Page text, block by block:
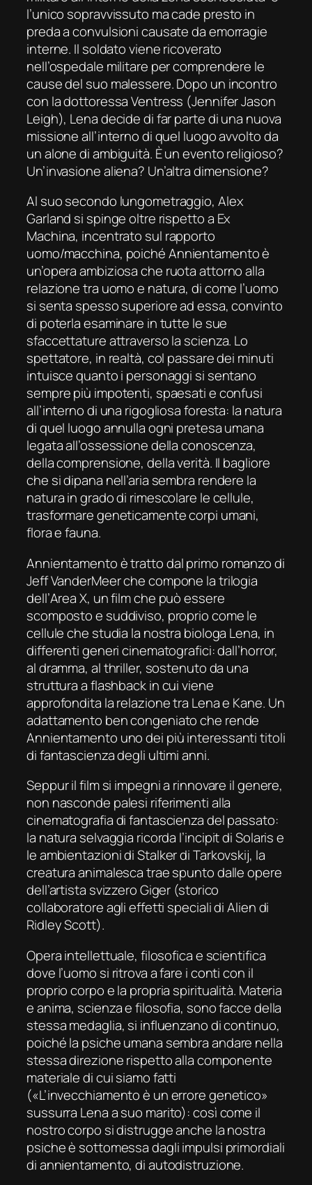
l’unico sopravvissuto ma cade presto in
preda a convulsioni causate da emorragie
interne. Il soldato viene ricoverato
nell’ospedale militare per comprendere le
cause del suo malessere. Dopo un incontro
con la dottoressa Ventress (Jennifer Jason
Leigh), Lena decide di far parte di una nuova
missione all’interno di quel luogo avvolto da
un alone di ambiguità. È un evento religioso?
Un’invasione aliena? Un’altra dimensione?
Al suo secondo lungometraggio, Alex
Garland si spinge oltre rispetto a Ex
Machina, incentrato sul rapporto
uomo/macchina, poichéAnnientamentoè
un’opera ambiziosa che ruota attorno alla
relazione tra uomo e natura, di come l’uomo
si senta spesso superiore ad essa, convinto
di poterla esaminare in tutte le sue
sfaccettature attraverso la scienza. Lo
spettatore, in realtà, col passare dei minuti
intuisce quanto i personaggi si sentano
sempre più impotenti, spaesati e confusi
all’interno di una rigogliosa foresta: la natura
di quel luogo annulla ogni pretesa umana
legata all’ossessione della conoscenza,
della comprensione, della verità. Il bagliore
che si dipana nell’aria sembra rendere la
natura in grado di rimescolare le cellule,
trasformare geneticamente corpi umani,
flora e fauna.
Annientamentoè tratto dal primo romanzo di
Jeff VanderMeer che compone la trilogia
dell’Area X, un film che può essere
scomposto e suddiviso, proprio come le
cellule che studia la nostra biologa Lena, in
differenti generi cinematografici: dall’horror,
al dramma, al thriller, sostenuto da una
struttura aflashbackin cui viene
approfondita la relazione tra Lena e Kane. Un
adattamento ben congeniato che rende
Annientamento uno dei più interessanti titoli
di fantascienza degli ultimi anni.
Seppur il film si impegni a rinnovare il genere,
non nasconde palesi riferimenti alla
cinematografia di fantascienza del passato:
la natura selvaggia ricorda l’incipitdiSolarise
le ambientazioni diStalkerdi Tarkovskij, la
creatura animalesca trae spunto dalle opere
dell’artista svizzero Giger (storico
collaboratore agli effetti speciali diAliendi
Ridley Scott).
Opera intellettuale, filosofica e scientifica
dove l’uomo si ritrova a fare i conti con il
proprio corpo e la propria spiritualità. Materia
e anima, scienza e filosofia, sono facce della
stessa medaglia, si influenzano di continuo,
poiché la psiche umana sembra andare nella
stessa direzione rispetto alla componente
materiale di cui siamo fatti
(«L’invecchiamento è un errore genetico»
sussurra Lena a suo marito): così come il
nostro corpo si distrugge anche la nostra
psiche è sottomessa dagli impulsi primordiali
di annientamento, di autodistruzione.